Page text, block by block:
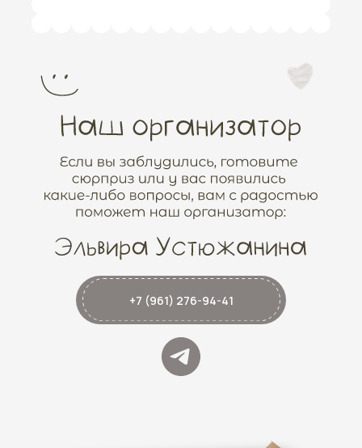
+7 (961) 276-94-41